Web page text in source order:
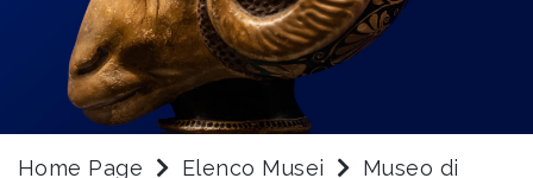
Home Page Elenco Musei
Museo di